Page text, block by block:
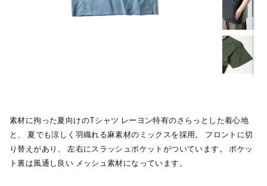
素材に拘った夏向けのTシャツ レーヨン特有のさらっとした着心地
と、 夏でも涼しく羽織れる麻素材のミックスを採用。 フロントに切
り替えがあり、 左右にスラッシュポケットがついています。 ポケッ
ト裏は風通し良い メッシュ素材になっています。